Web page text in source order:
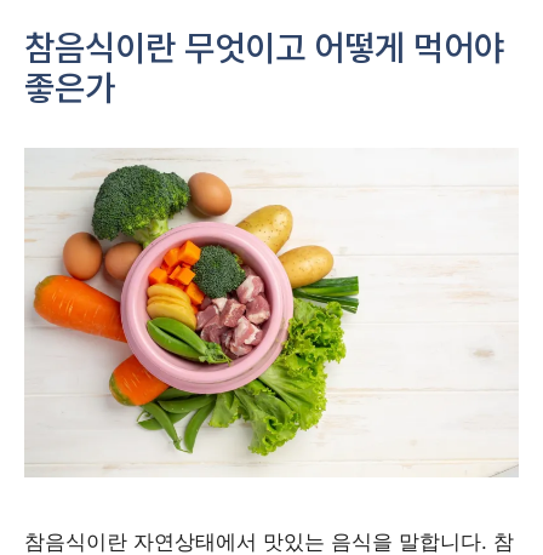
참음식이란 무엇이고 어떻게 먹어야
좋은가
참음식이란 자연상태에서 맛있는 음식을 말합니다. 참